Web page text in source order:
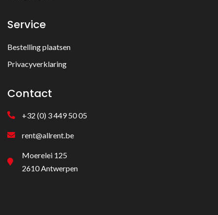
Service
Bestelling plaatsen
Privacyverklaring
Contact
+32 (0) 3 449 50 05
rent@allrent.be
Moerelei 125
2610 Antwerpen